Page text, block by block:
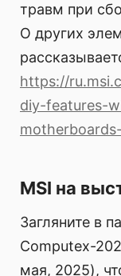
травм при
О других
https://
diy-features-
MSI на
Загляните в
Computex-
мая, 2025),